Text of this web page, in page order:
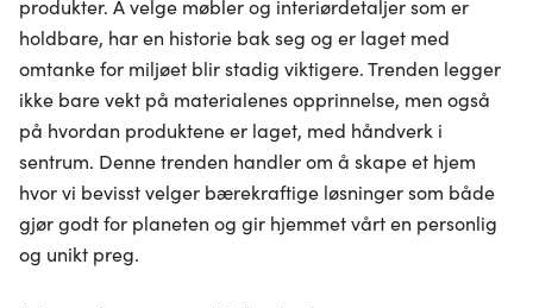
produkter. Å velge møbler og interiørdetaljer som er
holdbare, har en historie bak seg og er laget med
omtanke for miljøet blir stadig viktigere. Trenden legger
ikke bare vekt på materialenes opprinnelse, men også
på hvordan produktene er laget, med håndverk i
sentrum. Denne trenden handler om å skape et hjem
hvor vi bevisst velger bærekraftige løsninger som både
gjør godt for planeten og gir hjemmet vårt en personlig
og unikt preg.